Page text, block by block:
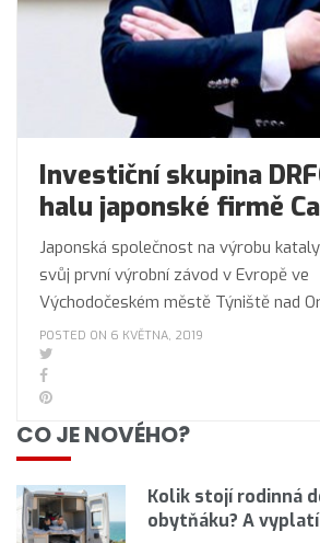
Investiční skupina
halu japonské firmě
Japonská společnost na výrobu
svůj první výrobní závod v Evropě ve
Východočeském městě Týniště nad
POSTED ON 6 KVĚTNA, 2019
CO JE NOVÉHO?
Kolik stojí rodinná
obytňáku? A vyplatí